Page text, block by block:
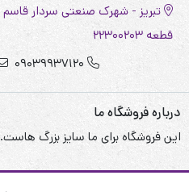
تبریز - شهرک صنعتی سردار
قطعه 22300203
09039937120
درباره فروشگاه ما
این فروشگاه برای ما سایز بزرگ هاست.